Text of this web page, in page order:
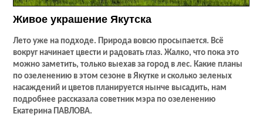
Живое украшение Якутска
Лето уже на подходе. Природа вовсю просыпается. Всё
вокруг начинает цвести и радовать глаз. Жалко, что пока это
можно заметить, только выехав за город в лес. Какие планы
по озеленению в этом сезоне в Якутке и сколько зеленых
насаждений и цветов планируется нынче высадить, нам
подробнее рассказала советник мэра по озеленению
Екатерина ПАВЛОВА.